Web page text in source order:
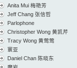
Anita Mui 梅艳芳
Jeff Chang 张信哲
Parlophone
Christopher Wong 黄凯芹
Tracy Wong 黄莺莺
寰亚
Daniel Chan 陈晓东